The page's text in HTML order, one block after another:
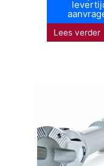
Lees verder